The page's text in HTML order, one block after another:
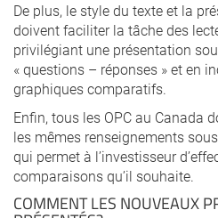
De plus, le style du texte et la
doivent faciliter la tâche des
privilégiant une présentation
« questions – réponses » et en
graphiques comparatifs.
Enfin, tous les OPC au Canada
les mêmes renseignements
qui permet à l’investisseur
comparaisons qu’il souhaite.
COMMENT LES NOUVEAUX